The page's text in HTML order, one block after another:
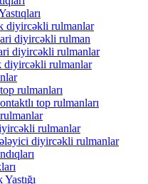
diyircəkli rulmanlar
diyircəkli rulman
diyircəkli rulmanlar
diyircəkli rulmanlar
rulmanları
top rulmanları
rulmanlar
diyircəkli rulmanlar